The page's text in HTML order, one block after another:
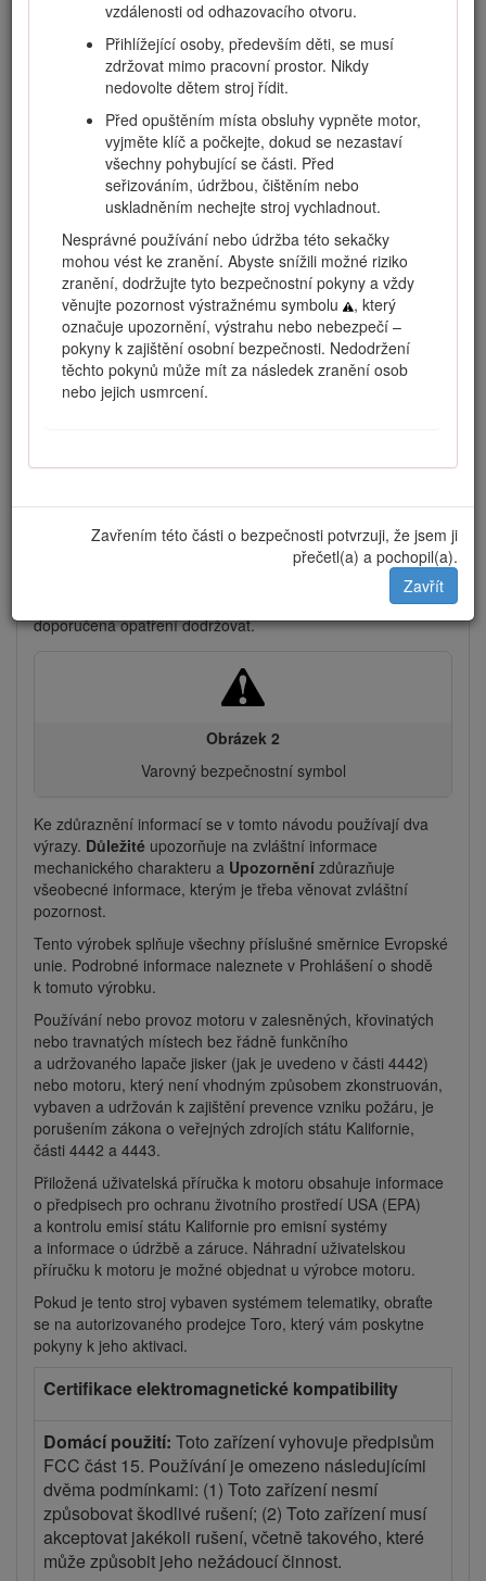
vzdálenosti od odhazovacího otvoru.
Přihlížející osoby, především děti, se musí
zdržovat mimo pracovní prostor. Nikdy
nedovolte dětem stroj řídit.
Před opuštěním místa obsluhy vypněte motor,
vyjměte klíč a počkejte, dokud se nezastaví
všechny pohybující se části. Před
seřizováním, údržbou, čištěním nebo
uskladněním nechejte stroj vychladnout.
Nesprávné používání nebo údržba této sekačky
mohou vést ke zranění. Abyste snížili možné riziko
zranění, dodržujte tyto bezpečnostní pokyny a vždy
věnujte pozornost výstražnému symbolu
, který
označuje upozornění, výstrahu nebo nebezpečí –
pokyny k zajištění osobní bezpečnosti. Nedodržení
těchto pokynů může mít za následek zranění osob
nebo jejich usmrcení.
Zavřením této části o bezpečnosti potvrzuji, že jsem ji
přečetl(a) a pochopil(a).
Zavřít
modelové a sériové číslo svého výrobku. Obrázek
znázorňuje umístění modelového a sériového čísla na
výrobku. Tyto údaje zapište do příslušného pole.
Important: Potřebujete-li informace o záruce,
náhradních dílech a jiné údaje o výrobku, pomocí
mobilního zařízení můžete naskenovat QR kód na štítku
sériového čísla (je-li k dispozici).
Tato příručka identifikuje potenciální rizika a uvádí
bezpečnostní sdělení, která jsou označena varovným
) signalizujícím riziko,
jež může vést k vážnému úrazu nebo usmrcení, nebudete-li
doporučená opatření dodržovat.
Obrázek 2
Varovný bezpečnostní symbol
Ke zdůraznění informací se v tomto návodu používají dva
výrazy. Důležité upozorňuje na zvláštní informace
mechanického charakteru a Upozornění zdůrazňuje
všeobecné informace, kterým je třeba věnovat zvláštní
pozornost.
Tento výrobek splňuje všechny příslušné směrnice Evropské
unie. Podrobné informace naleznete v Prohlášení o shodě
k tomuto výrobku.
Používání nebo provoz motoru v zalesněných, křovinatých
nebo travnatých místech bez řádně funkčního
a udržovaného lapače jisker (jak je uvedeno v části 4442)
nebo motoru, který není vhodným způsobem zkonstruován,
vybaven a udržován k zajištění prevence vzniku požáru, je
porušením zákona o veřejných zdrojích státu Kalifornie,
části 4442 a 4443.
Přiložená uživatelská příručka k motoru obsahuje informace
o předpisech pro ochranu životního prostředí USA (EPA)
a kontrolu emisí státu Kalifornie pro emisní systémy
a informace o údržbě a záruce. Náhradní uživatelskou
příručku k motoru je možné objednat u výrobce motoru.
Pokud je tento stroj vybaven systémem telematiky, obraťte
se na autorizovaného prodejce Toro, který vám poskytne
pokyny k jeho aktivaci.
Certifikace elektromagnetické kompatibility
Domácí použití: Toto zařízení vyhovuje předpisům
FCC část 15. Používání je omezeno následujícími
dvěma podmínkami: (1) Toto zařízení nesmí
způsobovat škodlivé rušení; (2) Toto zařízení musí
akceptovat jakékoli rušení, včetně takového, které
může způsobit jeho nežádoucí činnost.